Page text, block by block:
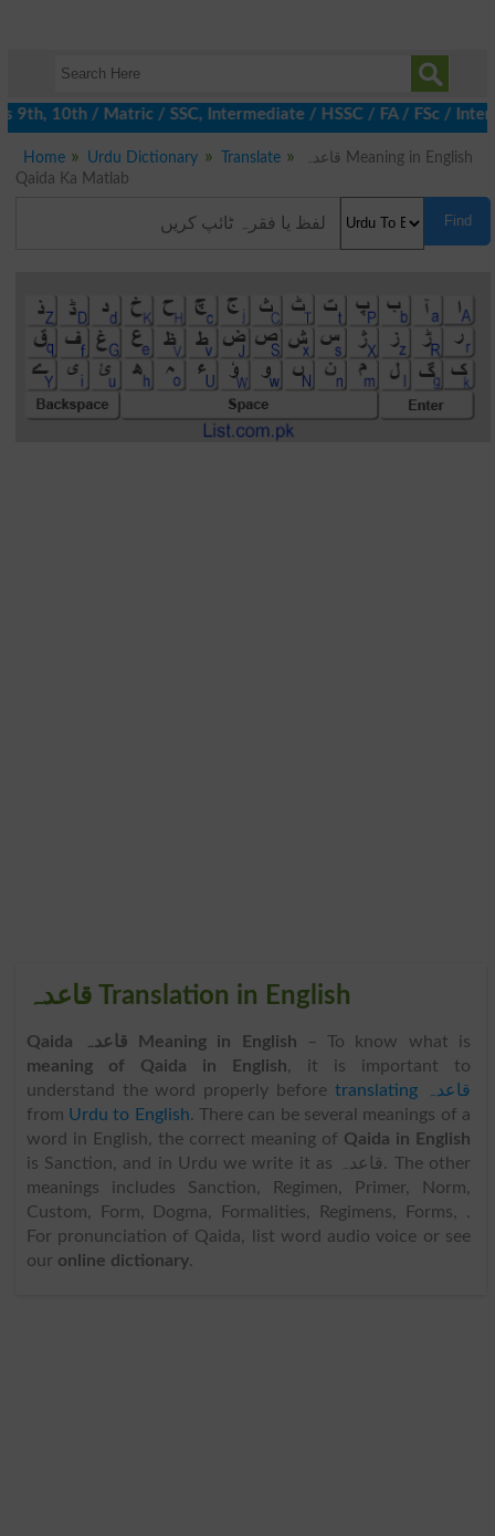
10th / Matric / SSC, Intermediate / HSSC / FA / FSc / Inter,
Home Urdu Dictionary Translate
قاعدہ Meaning in English
Qaida Ka Matlab
Find
قاعدہ Translation in English
Qaida قاعدہ Meaning in English – To know what is
meaning of Qaida in English, it is important to
understand the word properly before
translating قاعدہ
from Urdu to English. There can be several meanings of a
word in English, the correct meaning of Qaida in English
is Sanction, and in Urdu we write it as قاعدہ. The other
meanings includes Sanction, Regimen, Primer, Norm,
Custom, Form, Dogma, Formalities, Regimens, Forms, .
For pronunciation of Qaida, list word audio voice or see
our online dictionary.